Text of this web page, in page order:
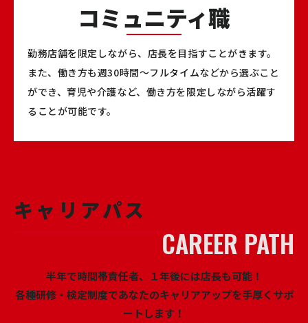
コミュニティ職
勤務店舗を限定しながら、店長を目指すことがきます。
また、働き方も週30時間～フルタイムなどから選ぶこと
ができ、育児や介護など、働き方を限定しながら活躍す
ることが可能です。
キャリアパス
半年で時間帯責任者、１年後には店長も可能！
各種研修・検定制度であなたのキャリアアップを手厚くサポ
ートします！